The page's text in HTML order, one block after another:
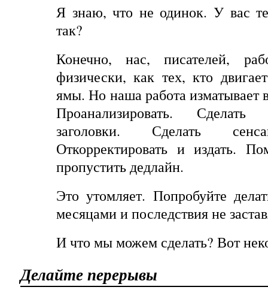
Я знаю, что не одинок. У вас
так?
Конечно, нас, писателей,
физически, как тех, кто
ямы. Но наша работа изматывает
Проанализировать.
заголовки. Сделать
Откорректировать и издать.
пропустить дедлайн.
Это утомляет. Попробуйте
месяцами и последствия не
И что мы можем сделать? Вот
Делайте перерывы